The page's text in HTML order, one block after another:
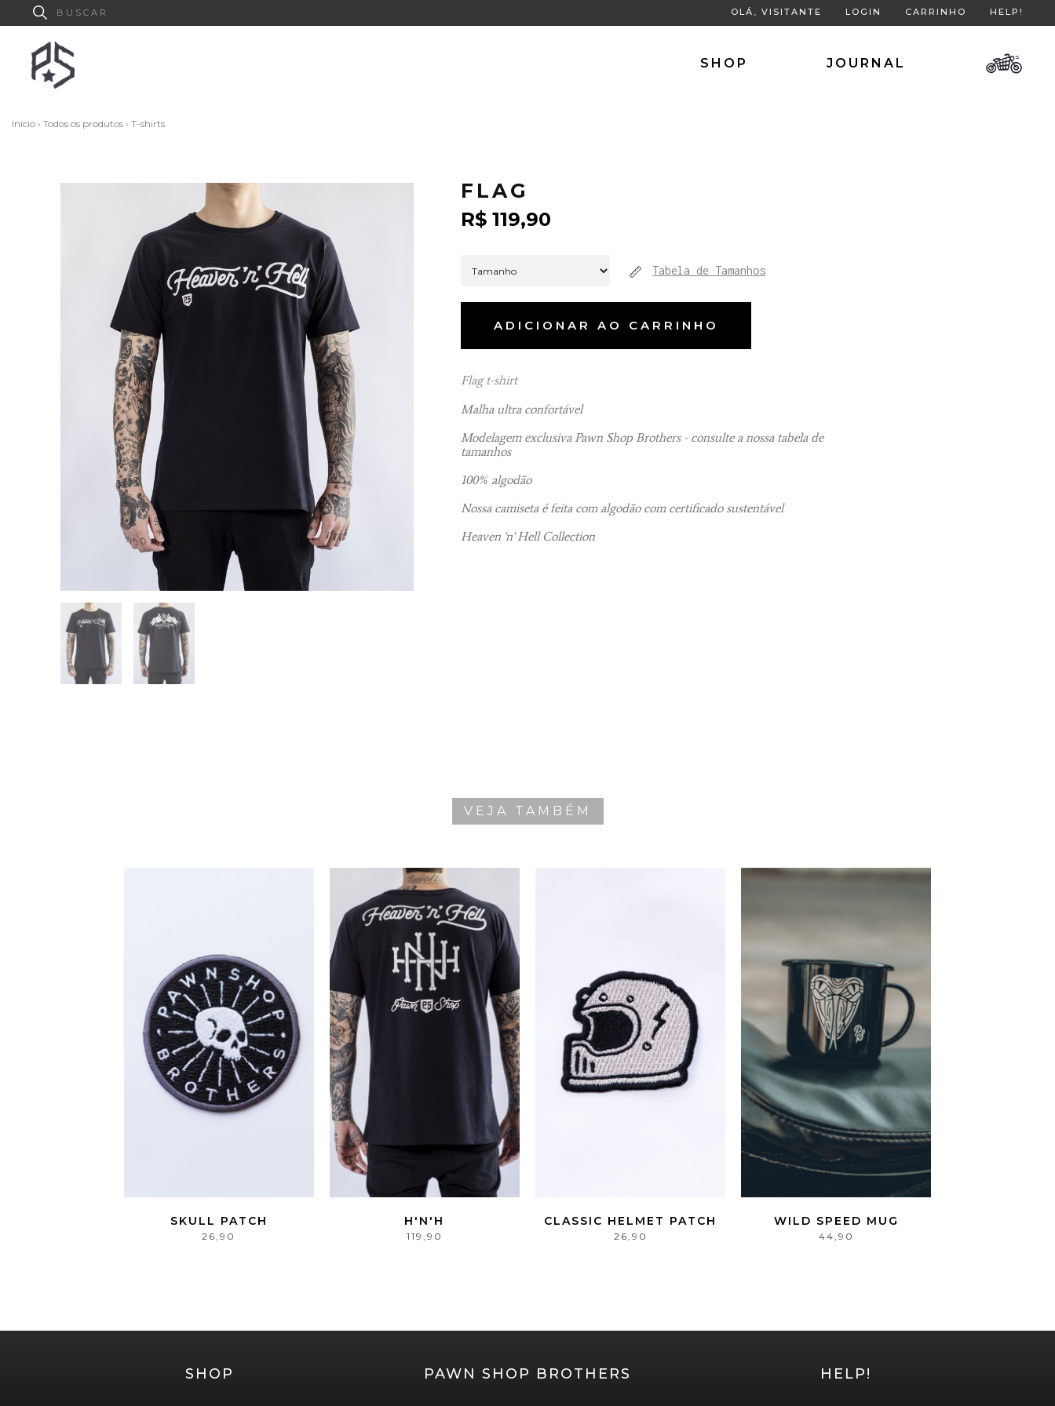
OLÁ, VISITANTE LOGIN CARRINHO HELP!
SHOP JOURNAL
Início › Todos os produtos › T-shirts
FLAG
R$119,90
Tabela de Tamanhos
ADICIONAR AO CARRINHO
Flag t-shirt
Malha ultra confortável
Modelagem exclusiva Pawn Shop Brothers - consulte a nossa tabela de
tamanhos
100% algodão
Nossa camiseta é feita com algodão com certificado sustentável
Heaven 'n' Hell Collection
VEJA TAMBÉM
SKULL PATCH
26,90
H'N'H
119,90
CLASSIC HELMET PATCH
26,90
WILD SPEED MUG
44,90
SHOP PAWN SHOP BROTHERS HELP!